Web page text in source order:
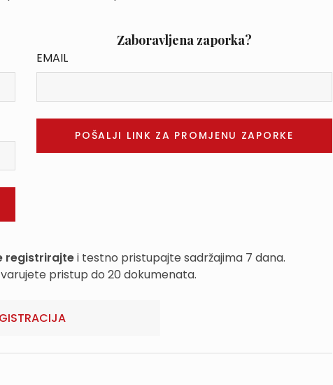
Zaboravljena zaporka?
EMAIL
registrirajtei testno pristupajte sadržajima 7 dana.
pristup do 20 dokumenata.